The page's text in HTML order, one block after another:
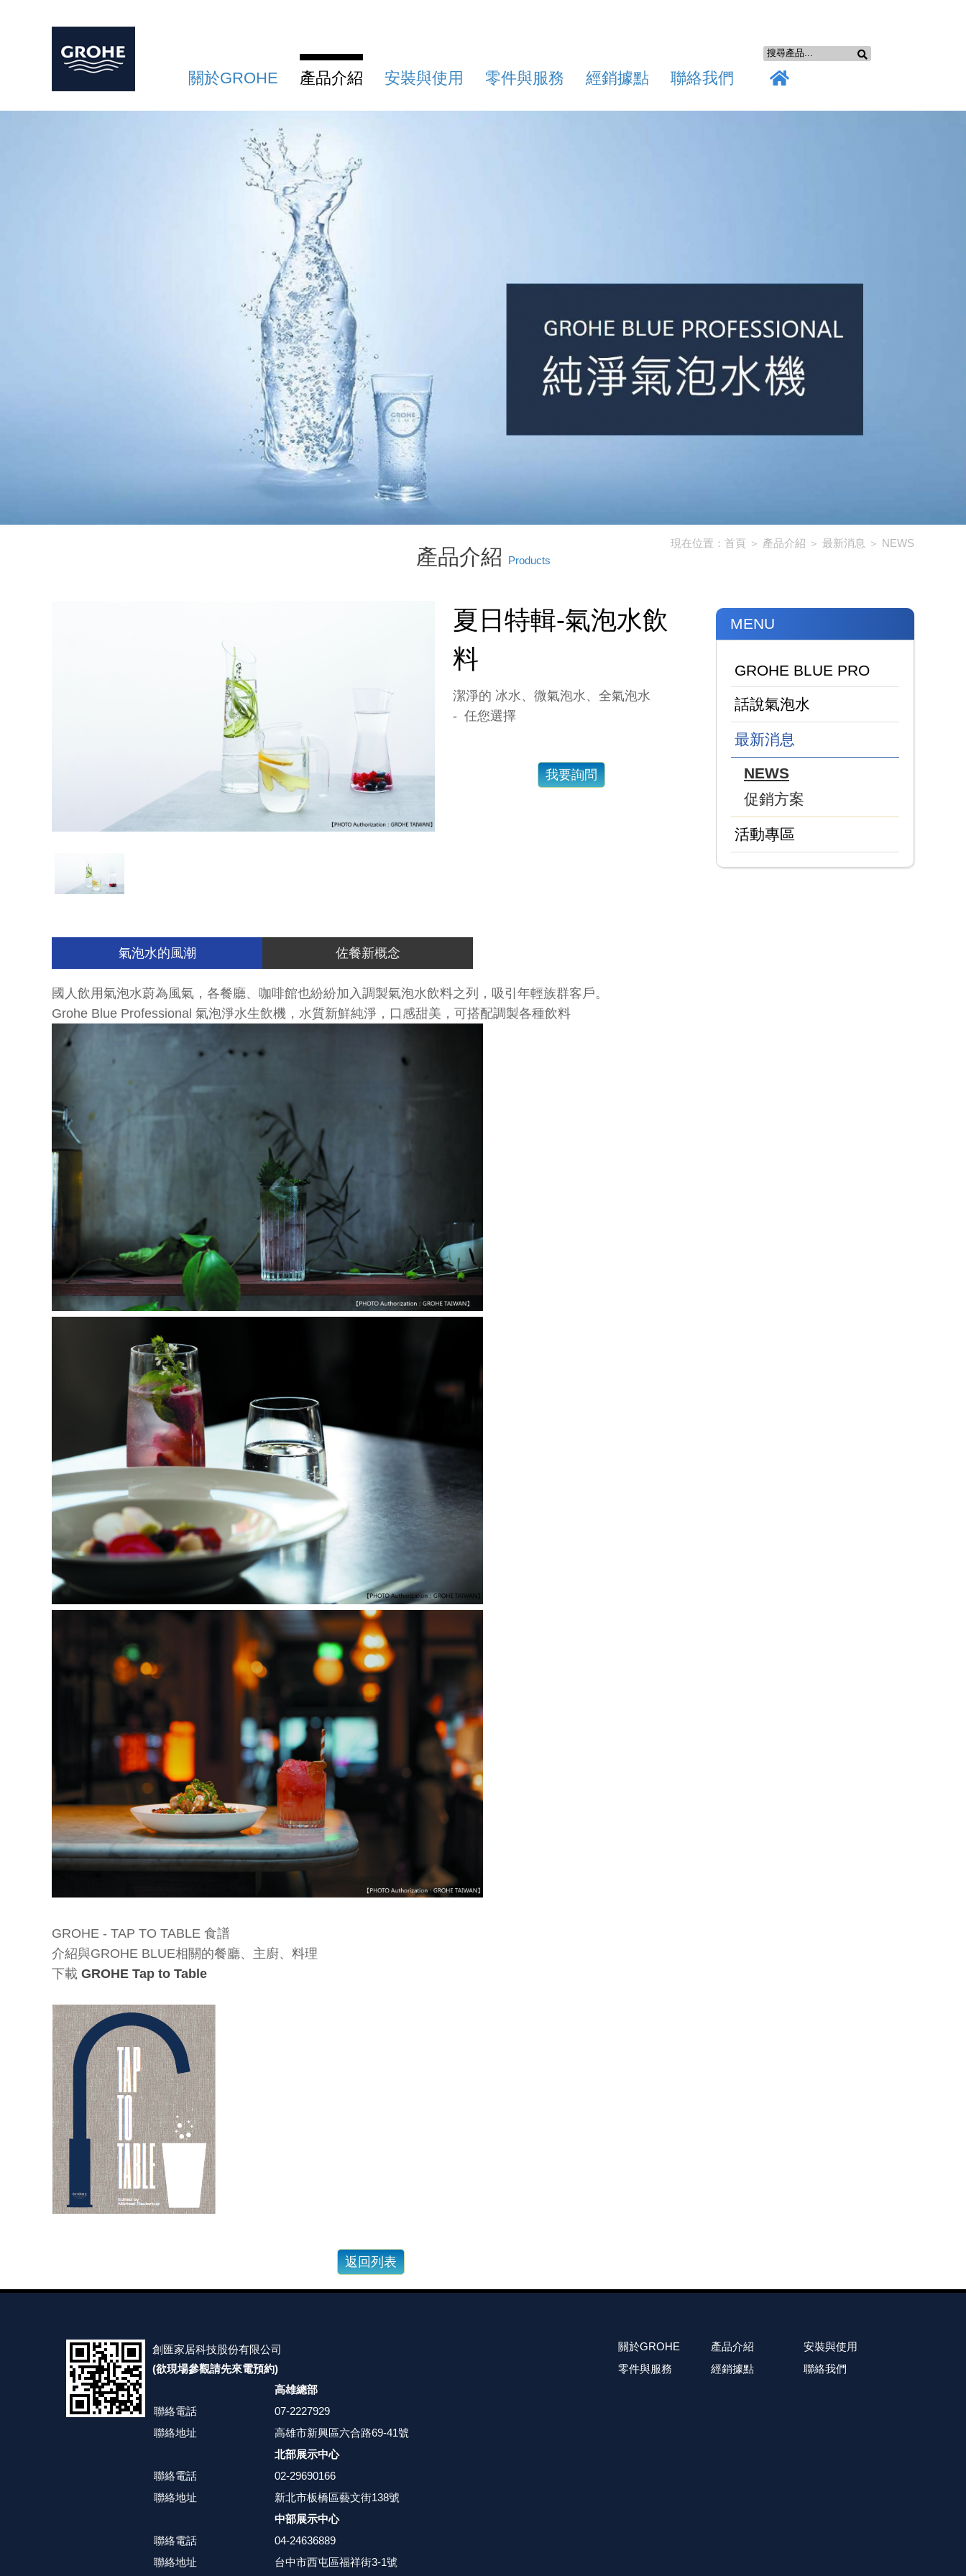
關於GROHE 產品介紹 安裝與使用 零件與服務 經銷據點 聯絡我們
產品介紹 Products
現在位置： 首頁 ＞ 產品介紹 ＞ 最新消息 ＞ NEWS
MENU
GROHE BLUE PRO
話說氣泡水
最新消息
NEWS
促銷方案
活動專區
夏日特輯-氣泡水飲
料
潔淨的 冰水、微氣泡水、全氣泡水
- 任您選擇
我要詢問
氣泡水的風潮 佐餐新概念
國人飲用氣泡水蔚為風氣，各餐廳、咖啡館也紛紛加入調製氣泡水飲料之列，吸引年輕族群客戶。
Grohe Blue Professional 氣泡淨水生飲機，水質新鮮純淨，口感甜美，可搭配調製各種飲料
GROHE - TAP TO TABLE 食譜
介紹與GROHE BLUE相關的餐廳、主廚、料理
下載 GROHE Tap to Table
創匯家居科技股份有限公司
(欲現場參觀請先來電預約)
高雄總部
聯絡電話
07-2227929
聯絡地址
高雄市新興區六合路69-41號
北部展示中心
聯絡電話
02-29690166
聯絡地址
新北市板橋區藝文街138號
中部展示中心
聯絡電話
04-24636889
聯絡地址
台中市西屯區福祥街3-1號
關於GROHE 產品介紹
安裝與使用
零件與服務
經銷據點 聯絡我們